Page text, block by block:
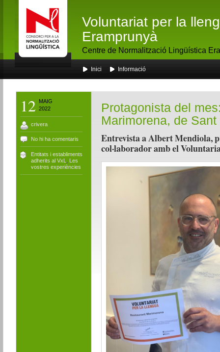
Voluntariat per la
Eramprunyà
Centre de Normalització Lingüística
Inici Informació
12
MAIG
2022
crivera
No hi ha comentaris
Entitats i establiments
adherits al VxL
Les
vostres experiències
Protagonista del
Marimorena, de
Entrevista a Albert Mendiola,
col·laborador amb el